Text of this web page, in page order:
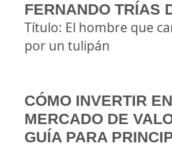
FERNANDO TRÍAS
Título: El hombre que
por un tulipán
CÓMO INVERTIR
MERCADO DE
GUÍA PARA